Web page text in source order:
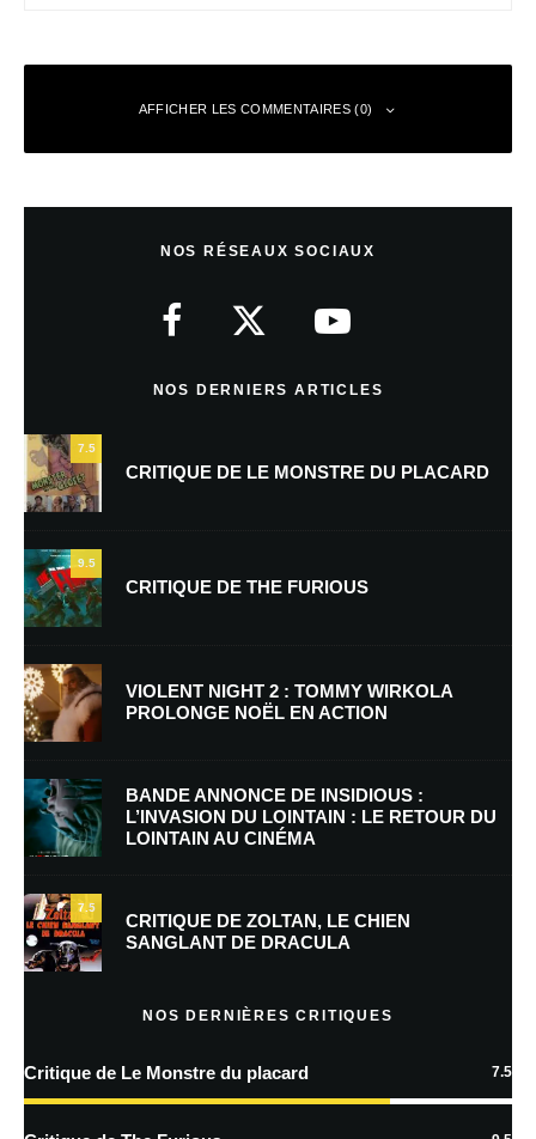
AFFICHER LES COMMENTAIRES (0)
Nom*
E-mail *
Enregistrer mon nom, mon e-mail et mon site dans le navigateur pour
mon prochain commentaire.
Prévenez-moi de tous les nouveaux commentaires par e-mail.
Prévenez-moi de tous les nouveaux articles par e-mail.
En savoir
NOS RÉSEAUX SOCIAUX
NOS DERNIERS ARTICLES
7.5
CRITIQUE DE LE MONSTRE DU PLACARD
9.5
CRITIQUE DE THE FURIOUS
VIOLENT NIGHT 2 : TOMMY WIRKOLA
PROLONGE NOËL EN ACTION
BANDE ANNONCE DE INSIDIOUS :
L’INVASION DU LOINTAIN : LE RETOUR DU
LOINTAIN AU CINÉMA
7.5
CRITIQUE DE ZOLTAN, LE CHIEN
SANGLANT DE DRACULA
NOS DERNIÈRES CRITIQUES
Critique de Le Monstre du placard 7.5